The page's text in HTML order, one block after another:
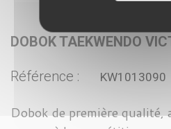
DOBOK TAEKWENDO
Référence : KW1013090
Dobok de première qualité,